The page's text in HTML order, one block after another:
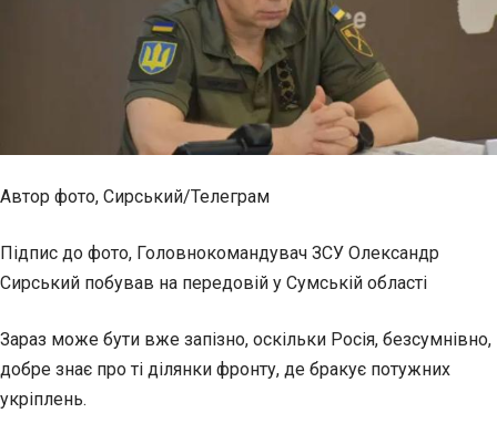
Автор фото, Сирський/Телеграм
Підпис до фото, Головнокомандувач ЗСУ Олександр
Сирський побував на передовій у Сумській області
Зараз може бути вже запізно, оскільки Росія, безсумнівно,
добре знає про ті ділянки фронту, де бракує потужних
укріплень.